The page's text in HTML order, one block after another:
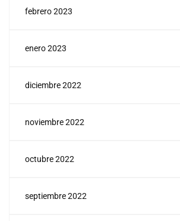
febrero 2023
enero 2023
diciembre 2022
noviembre 2022
octubre 2022
septiembre 2022